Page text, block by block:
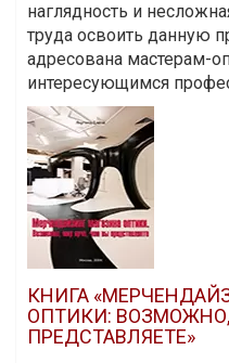
наглядность и
труда освоить данную
адресована мастерам-
интересующимся
КНИГА
ОПТИКИ:
ПРЕДСТАВЛЯЕТЕ»